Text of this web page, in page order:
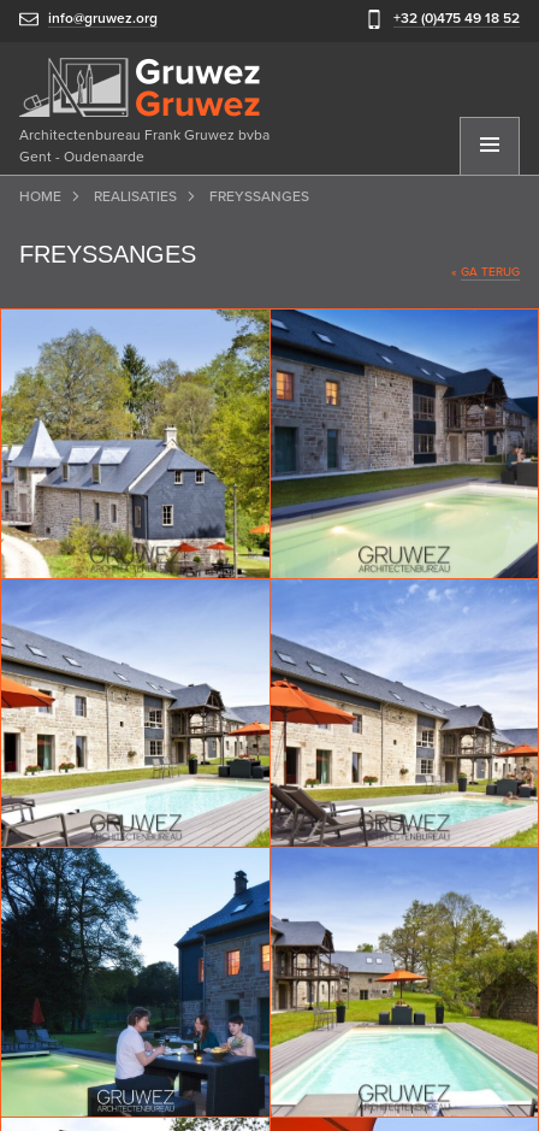
info@gruwez.org +32 (0)475 49 18 52
Architectenbureau Frank Gruwez bvba
Gent - Oudenaarde
HOME REALISATIES FREYSSANGES
FREYSSANGES
« GA TERUG